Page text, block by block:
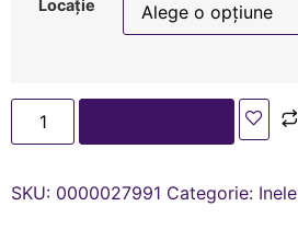
Locație
SKU: 0000027991 Categorie: